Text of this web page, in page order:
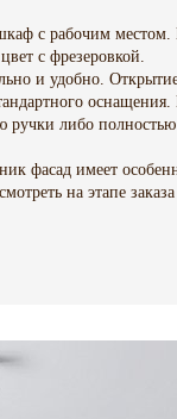
с рабочим
с фрезеровкой.
и удобно.
либо полностью
фасад имеет
на этапе